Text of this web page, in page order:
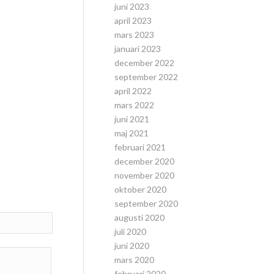
juni 2023
april 2023
mars 2023
januari 2023
december 2022
september 2022
april 2022
mars 2022
juni 2021
maj 2021
februari 2021
december 2020
november 2020
oktober 2020
september 2020
augusti 2020
juli 2020
juni 2020
mars 2020